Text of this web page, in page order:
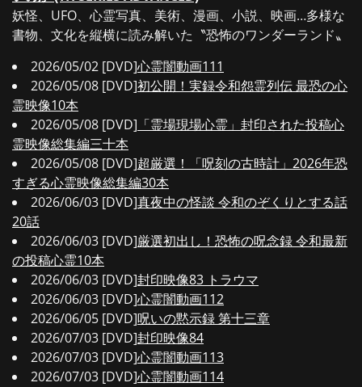
妖怪、UFO、心霊写真、美術、漫画、小説、映画…多様な
書物、文化を縦横に読み解いた〝恐怖のワンダーランド〟
2026/05/02 [DVD]心霊闇動画111
2026/05/08 [DVD]初公開！実録令和怨霊列伝 最恐の心
霊映像10本
2026/05/08 [DVD] 「霊場現場心霊」封印された投稿心
霊映像総集編三十本
2026/05/08 [DVD]超厳選！「呪刻の古時計」2026年恐
すぎる心霊映像総集編30本
2026/06/03 [DVD]真夜中の怪談 令和のぞくりとする話
20話
2026/06/03 [DVD]厳選初出し！恐怖の呪念録 令和最新
の投稿心霊10本
2026/06/03 [DVD]封印映像83 トラウマ
2026/06/03 [DVD]心霊闇動画112
2026/06/05 [DVD]呪いの黙示録 第十三章
2026/07/03 [DVD]封印映像84
2026/07/03 [DVD]心霊闇動画113
2026/07/03 [DVD]心霊闇動画114